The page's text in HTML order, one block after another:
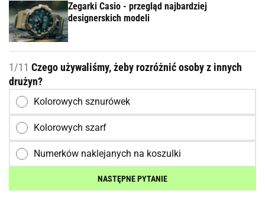
Zegarki Casio - przegląd najbardziej
designerskich modeli
1/11 Czego używaliśmy, żeby rozróżnić osoby z innych
drużyn?
Kolorowych sznurówek
Kolorowych szarf
Numerków naklejanych na koszulki
NASTĘPNE PYTANIE